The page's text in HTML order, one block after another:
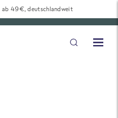
ab 49€, deutschlandweit